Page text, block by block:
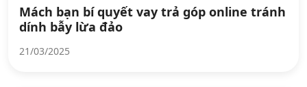
Mách bạn bí quyết vay trả góp online tránh
dính bẫy lừa đảo
21/03/2025